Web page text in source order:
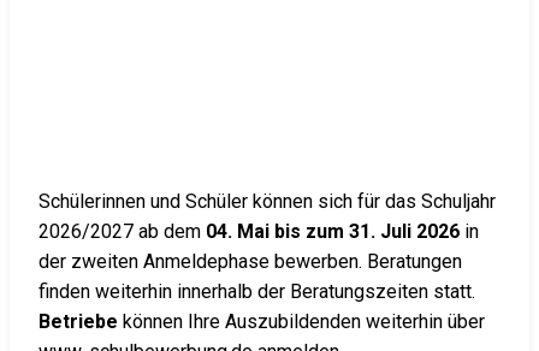
Schülerinnen und Schüler können sich für das Schuljahr
2026/2027 ab dem 04. Mai bis zum 31. Juli 2026 in
der zweiten Anmeldephase bewerben. Beratungen
finden weiterhin innerhalb der Beratungszeiten statt.
Betriebe können Ihre Auszubildenden weiterhin über